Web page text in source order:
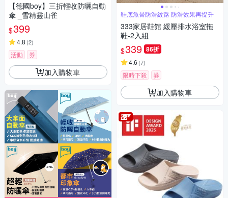
【德國boy】三折輕收防曬自動
傘 _雪精靈山雀
$399
4.8 (2)
活動 券
加入購物車
鞋底魚骨防滑紋路 防滑效果再提升
333家居鞋館 緩壓排水浴室拖
鞋-2入組
$339 86折
4.6 (7)
限時下殺 券
加入購物車